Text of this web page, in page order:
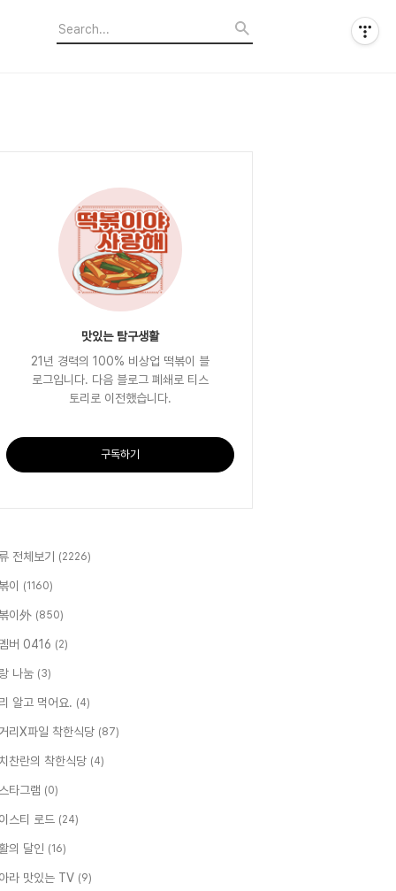
맛있는 탐구생활
21년 경력의 100% 비상업 떡볶이 블
로그입니다. 다음 블로그 폐쇄로 티스
토리로 이전했습니다.
구독하기
전체보기 (2226)
이 (1160)
이外 (850)
버 0416 (2)
나눔 (3)
알고 먹어요. (4)
리X파일 착한식당 (87)
찬란의 착한식당 (4)
타그램 (0)
스티 로드 (24)
의 달인 (16)
라 맛있는 TV (9)